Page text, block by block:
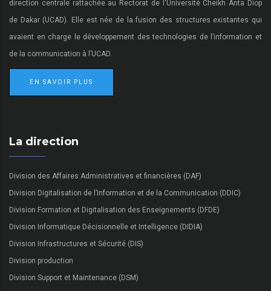
direction centrale rattachée au Rectorat de l'Université Cheikh Anta Diop
de Dakar (UCAD). Elle est née de la fusion des structures existantes qui
avaient en charge le développement des technologies de l’information et
de la communication à l’UCAD.
EN SAVOIR PLUS
La direction
Division des Affaires Administratives et financières (DAF)
Division Digitalisation de l’Information et de la Communication (DDIC)
Division Formation et Digitalisation des Enseignements (DFDE)
Division Informatique Décisionnelle et Intelligence (DIDIA)
Division Infrastructures et Sécurité (DIS)
Division production
Division Support et Maintenance (DSM)